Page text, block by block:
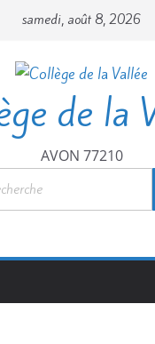
samedi, août 8, 2026
de la
AVON 77210